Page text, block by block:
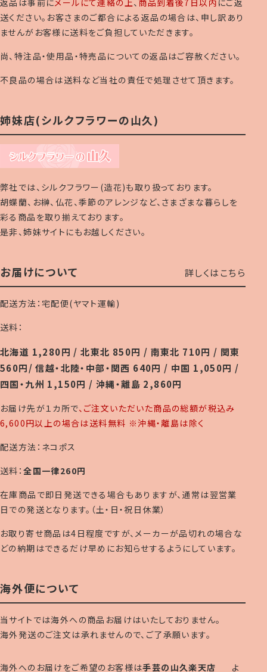
返品は事前にメールにて連絡の上、 商品到着後7日以内 にご返
送ください。お客さまのご都合による返品の場合は、申し訳あり
ませんがお客様に送料をご負担していただきます。
尚、特注品・使用品・特売品についての返品はご容赦ください。
不良品の場合は送料など当社の責任で処理させて頂きます。
姉妹店(シルクフラワーの山久)
弊社では、シルクフラワー(造花)も取り扱っております。
胡蝶蘭、お榊、仏花、季節のアレンジなど、さまざまな暮らしを
彩る商品を取り揃えております。
是非、姉妹サイトにもお越しください。
お届けについて 詳しくはこちら
配送方法：宅配便(ヤマト運輸)
送料：
北海道 1,280円 / 北東北 850円 / 南東北 710円 / 関東
560円/ 信越・北陸・中部・関西 640円 / 中国 1,050円 /
四国・九州 1,150円 / 沖縄・離島 2,860円
お届け先が１カ所で、ご注文いただいた商品の総額が税込み
6,600円以上の場合は送料無料 ※沖縄・離島は除く
配送方法：ネコポス
送料：全国一律260円
在庫商品で即日発送できる場合もありますが、通常は翌営業
日での発送となります。（土・日・祝日休業）
お取り寄せ商品は4日程度ですが、メーカーが品切れの場合な
どの納期はできるだけ早めにお知らせするようにしています。
海外便について
当サイトでは海外への商品お届けはいたしておりません。
海外発送のご注文は承れませんので、ご了承願います。
海外へのお届けをご希望のお客様は手芸の山久楽天店 よ